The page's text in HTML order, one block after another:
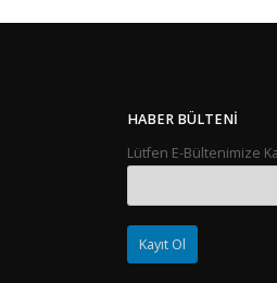
HABER BÜLTENI
Lütfen E-Bültenimize